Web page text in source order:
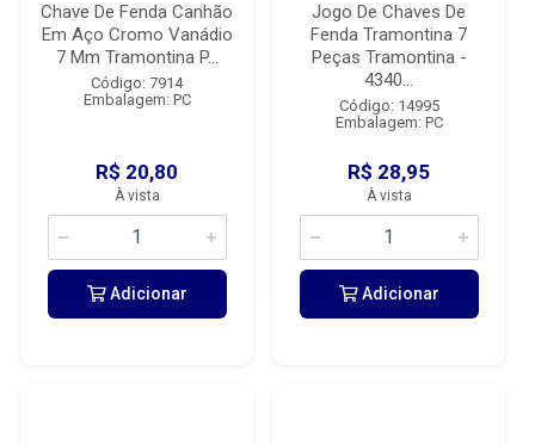
Chave De Fenda Canhão
Em Aço Cromo Vanádio
7 Mm Tramontina P...
Código: 7914
Embalagem: PC
R$ 20,80
À vista
Adicionar
Jogo De Chaves De
Fenda Tramontina 7
Peças Tramontina -
4340...
Código: 14995
Embalagem: PC
R$ 28,95
À vista
Adicionar